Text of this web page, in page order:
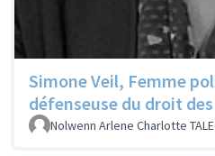
Simone Veil, Femme
défenseuse du droit
Nolwenn Arlene Charlotte